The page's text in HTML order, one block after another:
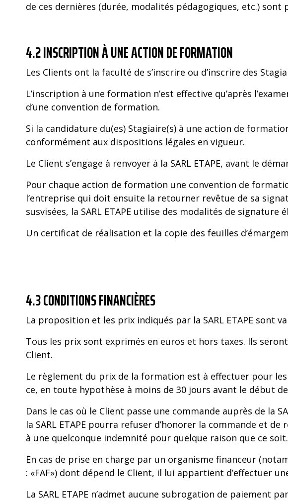
de ces dernières (durée, modalités pédagogiques, etc.)
4.2 INSCRIPTION À UNE ACTION DE FORMATION
Les Clients ont la faculté de s’inscrire ou d’inscrire des
L’inscription à une formation n’est effective qu’après
d’une convention de formation.
Si la candidature du(es) Stagiaire(s) à une action de
conformément aux dispositions légales en vigueur.
Le Client s’engage à renvoyer à la SARL ETAPE, avant le
Pour chaque action de formation une convention de
l’entreprise qui doit ensuite la retourner revêtue de sa
susvisées, la SARL ETAPE utilise des modalités de
Un certificat de réalisation et la copie des feuilles
4.3 CONDITIONS FINANCIÈRES
La proposition et les prix indiqués par la SARL ETAPE sont
Tous les prix sont exprimés en euros et hors taxes. Ils
Client.
Le règlement du prix de la formation est à effectuer pour
ce, en toute hypothèse à moins de 30 jours avant le début
Dans le cas où le Client passe une commande auprès de la
la SARL ETAPE pourra refuser d’honorer la commande et
à une quelconque indemnité pour quelque raison que ce soit.
En cas de prise en charge par un organisme financeur
: «FAF») dont dépend le Client, il lui appartient d’effectuer
La SARL ETAPE n’admet aucune subrogation de paiement